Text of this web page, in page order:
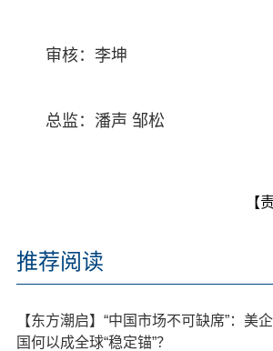
审核：李坤
总监：潘声 邹松
【
推荐阅读
【东方潮启】“中国市场不可缺席”：美
国何以成全球“稳定锚”？